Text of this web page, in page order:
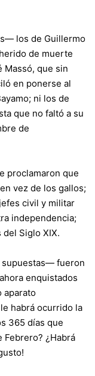
los de Guillermo
de muerte
Massó, que sin
en ponerse al
ni los de
que no faltó a su
de
proclamaron que
vez de los gallos;
civil y militar
independencia;
Siglo XIX.
fueron
enquistados
aparato
habrá ocurrido la
365 días que
¿Habrá